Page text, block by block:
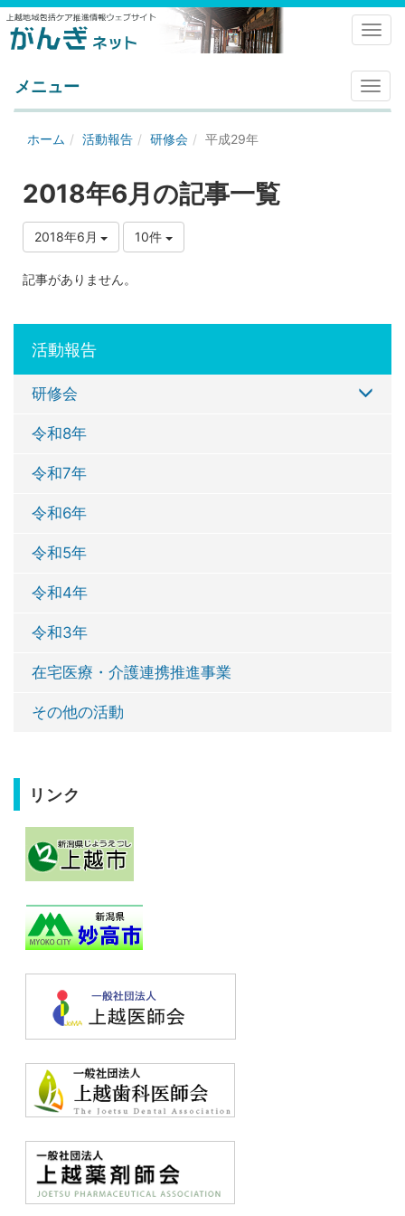
メ
ニ
メニュー
ホーム 活動報告 研修会 平成29年
2018年6月の記事一覧
2018年6月 10件
記事がありません。
活動報告
研修会
令和8年
令和7年
令和6年
令和5年
令和4年
令和3年
在宅医療・介護連携推進事業
その他の活動
リンク